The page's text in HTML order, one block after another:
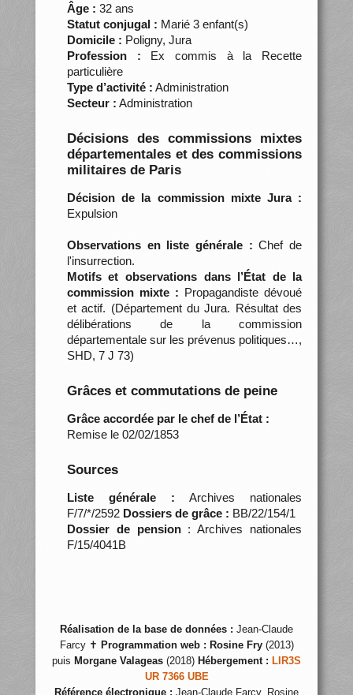
Âge : 32 ans
Statut conjugal : Marié 3 enfant(s)
Domicile : Poligny, Jura
Profession : Ex commis à la Recette
particulière
Type d’activité : Administration
Secteur : Administration
Décisions des commissions mixtes
départementales et des commissions
militaires de Paris
Décision de la commission mixte Jura :
Expulsion
Observations en liste générale : Chef de
l'insurrection.
Motifs et observations dans l’État de la
commission mixte : Propagandiste dévoué
et actif. (Département du Jura. Résultat des
délibérations de la commission
départementale sur les prévenus politiques…,
SHD, 7 J 73)
Grâces et commutations de peine
Grâce accordée par le chef de l’État :
Remise le 02/02/1853
Sources
Liste générale : Archives nationales
F/7/*/2592 Dossiers de grâce : BB/22/154/1
Dossier de pension: Archives nationales
F/15/4041B
Réalisation de la base de données : Jean-Claude
Farcy ✝ Programmation web : Rosine Fry(2013)
puis Morgane Valageas (2018) Hébergement : LIR3S
UR 7366 UBE
Référence électronique : Jean-Claude Farcy, Rosine